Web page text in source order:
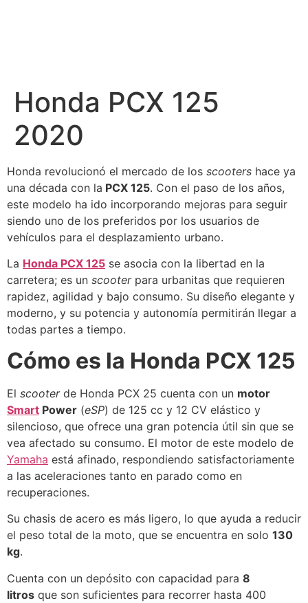
Honda PCX 125
2020
Honda revolucionó el mercado de los scooters hace ya
una década con la PCX 125. Con el paso de los años,
este modelo ha ido incorporando mejoras para seguir
siendo uno de los preferidos por los usuarios de
vehículos para el desplazamiento urbano.
La Honda PCX 125 se asocia con la libertad en la
carretera; es un scooter para urbanitas que requieren
rapidez, agilidad y bajo consumo. Su diseño elegante y
moderno, y su potencia y autonomía permitirán llegar a
todas partes a tiempo.
Cómo es la Honda PCX 125
El scooter de Honda PCX 25 cuenta con un motor
Smart Power (eSP) de 125 cc y 12 CV elástico y
silencioso, que ofrece una gran potencia útil sin que se
vea afectado su consumo. El motor de este modelo de
Yamaha está afinado, respondiendo satisfactoriamente
a las aceleraciones tanto en parado como en
recuperaciones.
Su chasis de acero es más ligero, lo que ayuda a reducir
el peso total de la moto, que se encuentra en solo 130
kg.
Cuenta con un depósito con capacidad para 8
litros que son suficientes para recorrer hasta 400